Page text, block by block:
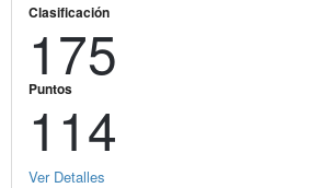
Clasificación
175
Puntos
114
Ver Detalles